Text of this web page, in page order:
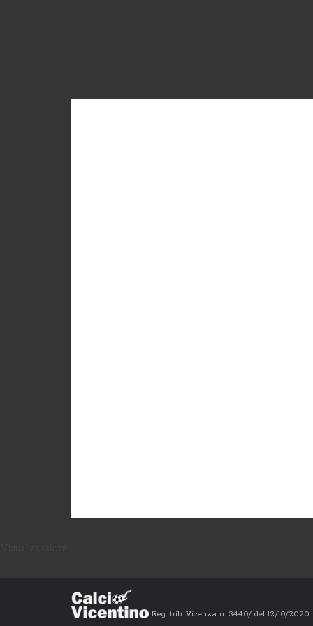
Reg. trib. Vicenza n. 3440/ del 12/10/2020